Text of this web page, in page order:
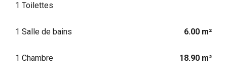
1 Toilettes
1 Salle de bains 6.00 m²
1 Chambre 18.90 m²